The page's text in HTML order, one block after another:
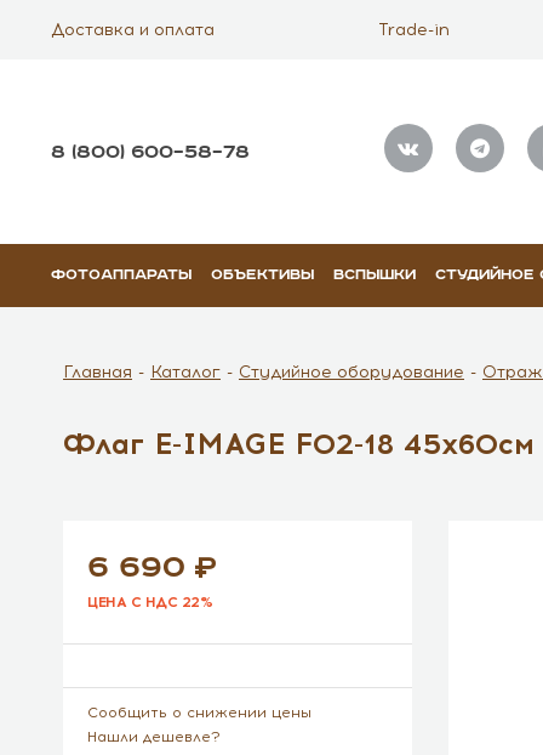
Доставка и оплата Trade-in
8 (800) 600–58–78
ФОТОАППАРАТЫ ОБЪЕКТИВЫ ВСПЫШКИ СТУДИЙНОЕ
Главная Каталог Студийное оборудование
Флаг E-IMAGE F02-18
6 690
ЦЕНА С НДС 22%
Сообщить о снижении цены
Нашли дешевле?